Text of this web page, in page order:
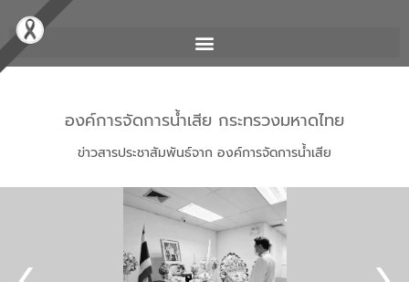
องค์การจัดการน้ำเสีย กระทรวงมหาดไทย
ข่าวสารประชาสัมพันธ์จาก องค์การจัดการน้ำเสีย